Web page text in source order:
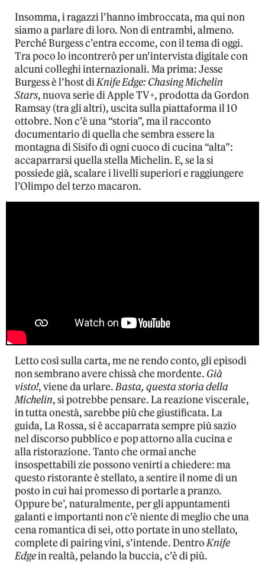
Insomma, i ragazzi l’hanno imbroccata, ma qui non
siamo a parlare di loro. Non di entrambi, almeno.
Perché Burgess c’entra eccome, con il tema di oggi.
Tra poco lo incontrerò per un’intervista digitale con
alcuni colleghi internazionali. Ma prima: Jesse
Burgess è l’host diKnife Edge: Chasing Michelin
Stars, nuova serie di Apple TV+, prodotta da Gordon
Ramsay (tra gli altri), uscita sulla piattaforma il 10
ottobre. Non c’è una “storia”, ma il racconto
documentario di quella che sembra essere la
montagna di Sisifo di ogni cuoco di cucina “alta”:
accaparrarsi quella stella Michelin. E, se la si
possiede già, scalare i livelli superiori e raggiungere
l’Olimpo del terzo macaron.
Letto così sulla carta, me ne rendo conto, gli episodi
non sembrano avere chissà che mordente. Già
visto!, viene da urlare.Basta, questa storia della
Michelin, si potrebbe pensare. La reazione viscerale,
in tutta onestà, sarebbe più che giustificata. La
guida, La Rossa, si è accaparrata sempre più sazio
nel discorso pubblico e pop attorno alla cucina e
alla ristorazione. Tanto che ormai anche
insospettabili zie possono venirti a chiedere: ma
questo ristorante è stellato, a sentire il nome di un
posto in cui hai promesso di portarle a pranzo.
Oppure be’, naturalmente, per gli appuntamenti
galanti e importanti non c’è niente di meglio che una
cena romantica di sei, otto portate in uno stellato,
complete di pairing vini, s’intende. DentroKnife
Edgein realtà, pelando la buccia, c’è di più.